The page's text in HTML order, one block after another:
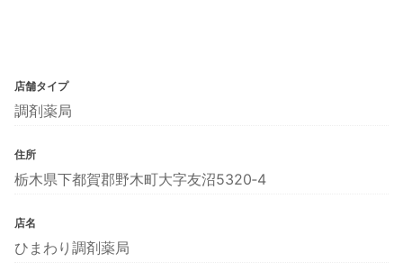
店舗タイプ
調剤薬局
住所
栃木県下都賀郡野木町大字友沼5320‐4
店名
ひまわり調剤薬局